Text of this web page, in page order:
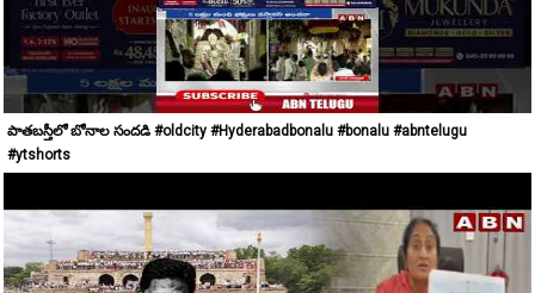
పాతబస్తీలో బోనాల సందడి #oldcity #Hyderabadbonalu #bonalu #abntelugu
#ytshorts